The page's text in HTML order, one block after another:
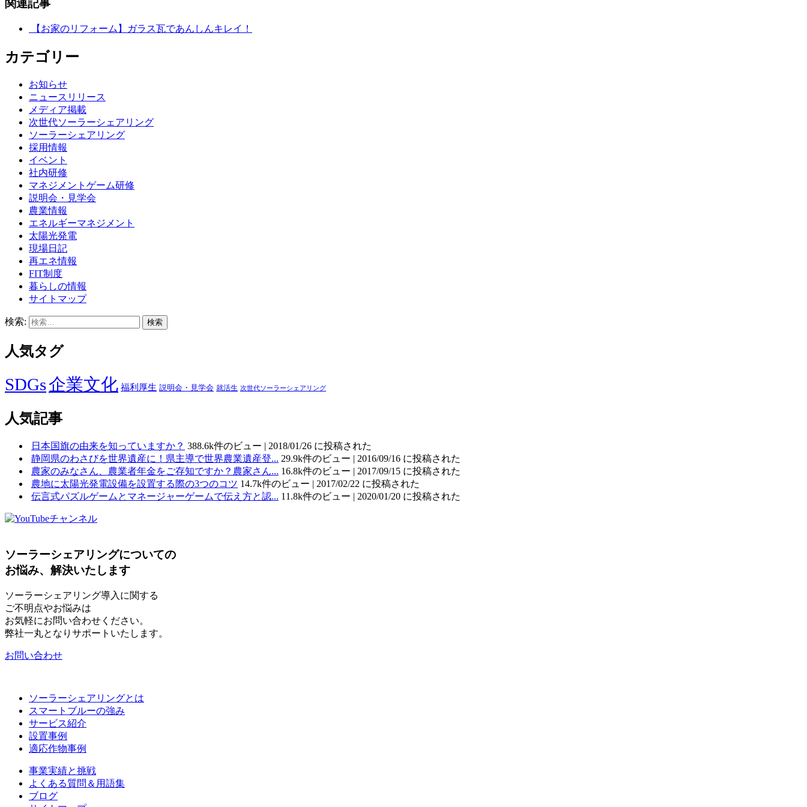
関連記事
【お家のリフォーム】ガラス瓦であんしんキレイ！
カテゴリー
お知らせ
ニュースリリース
メディア掲載
次世代ソーラーシェアリング
ソーラーシェアリング
採用情報
イベント
社内研修
マネジメントゲーム研修
説明会・見学会
農業情報
エネルギーマネジメント
太陽光発電
現場日記
再エネ情報
FIT制度
暮らしの情報
サイトマップ
検索:
人気タグ
SDGs企業文化 福利厚生 説明会・見学会 就活生 次世代ソーラーシェアリング
人気記事
日本国旗の由来を知っていますか？ 388.6k件のビュー | 2018/01/26 に投稿された
静岡県のわさびを世界遺産に！県主導で世界農業遺産登... 29.9k件のビュー | 2016/09/16 に投稿された
農家のみなさん、農業者年金をご存知ですか？農家さん... 16.8k件のビュー | 2017/09/15 に投稿された
農地に太陽光発電設備を設置する際の3つのコツ 14.7k件のビュー | 2017/02/22 に投稿された
伝言式パズルゲームとマネージャーゲームで伝え方と認... 11.8k件のビュー | 2020/01/20 に投稿された
ソーラーシェアリングについての
お悩み、解決いたします
ソーラーシェアリング導入に関する
ご不明点やお悩みは
お気軽にお問い合わせください。
弊社一丸となりサポートいたします。
お問い合わせ
ソーラーシェアリングとは
スマートブルーの強み
サービス紹介
設置事例
適応作物事例
事業実績と挑戦
よくある質問＆用語集
ブログ